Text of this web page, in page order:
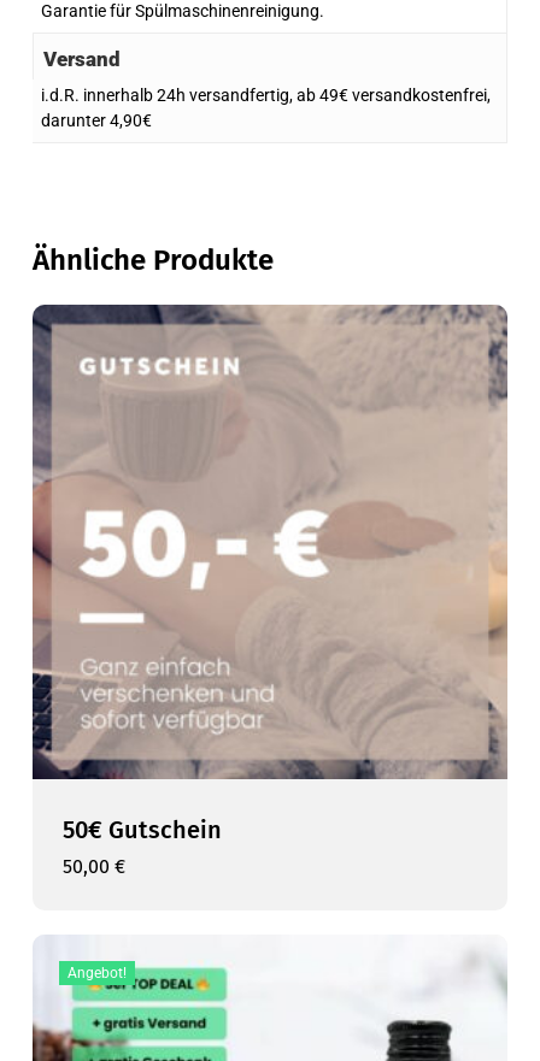
Garantie für Spülmaschinenreinigung.
Versand
i.d.R. innerhalb 24h versandfertig, ab 49€ versandkostenfrei,
darunter 4,90€
Ähnliche Produkte
50€ Gutschein
50,00 €
50,00
Angebot!